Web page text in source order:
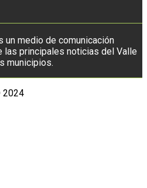
medio de comunicación
las principales noticias del Valle
municipios.
2024